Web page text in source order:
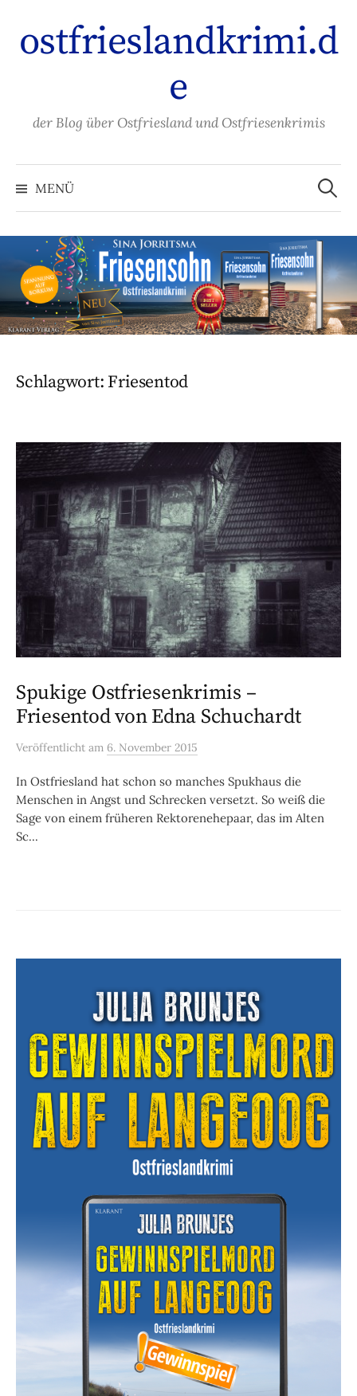
Inhalt
überspringen
ostfrieslandkrimi.d
e
der Blog über Ostfriesland und Ostfriesenkrimis
MENÜ
Suchen
nach:
Schlagwort: Friesentod
Spukige Ostfriesenkrimis –
Friesentod von Edna Schuchardt
Veröffentlicht am 6. November 2015
In Ostfriesland hat schon so manches Spukhaus die
Menschen in Angst und Schrecken versetzt. So weiß die
Sage von einem früheren Rektorenehepaar, das im Alten
Sc...